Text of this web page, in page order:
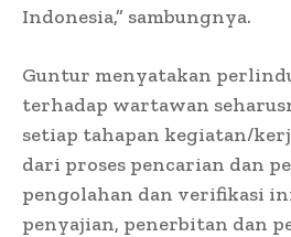
Indonesia,” sambungnya.
Guntur menyatakan
terhadap wartawan
setiap tahapan kegiatan/
dari proses pencarian dan
pengolahan dan verifikasi
penyajian, penerbitan dan